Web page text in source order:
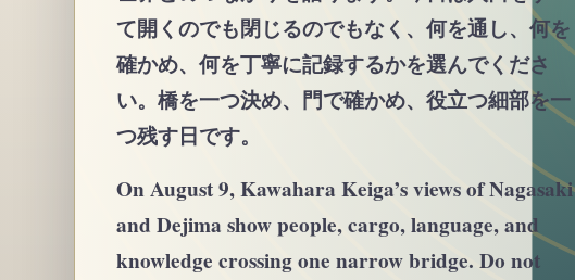
て開くのでも閉じるのでもなく、何を通し、何を
確かめ、何を丁寧に記録するかを選んでくださ
い。橋を一つ決め、門で確かめ、役立つ細部を一
つ残す日です。
On August 9, Kawahara Keiga’s views of Nagasaki
and Dejima show people, cargo, language, and
knowledge crossing one narrow bridge. Do not